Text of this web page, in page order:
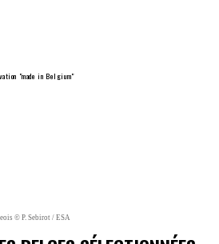
"made in Belgium"
© P. Sebirot / ESA